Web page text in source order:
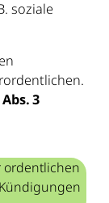
soziale
Abs. 3
ordentlichen